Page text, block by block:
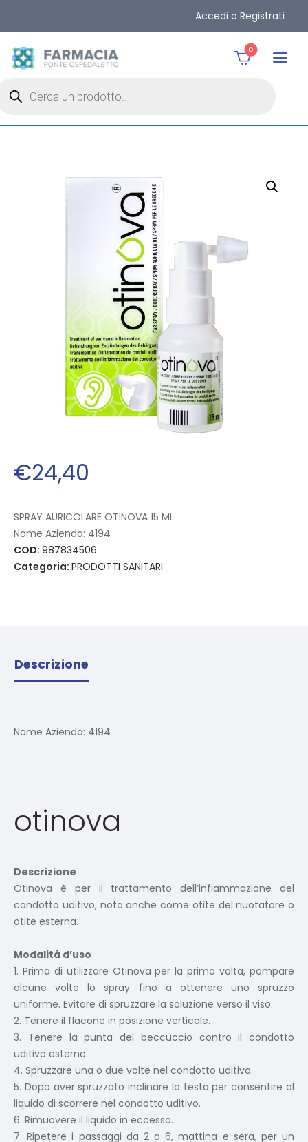
Accedi o Registrati
0
€24,40
SPRAY AURICOLARE OTINOVA 15 ML
Nome Azienda: 4194
COD: 987834506
Categoria: PRODOTTI SANITARI
Descrizione
Nome Azienda: 4194
otinova
Descrizione
Otinova è per il trattamento dell’infiammazione del
condotto uditivo, nota anche come otite del nuotatore o
otite esterna.
Modalità d’uso
1. Prima di utilizzare Otinova per la prima volta, pompare
alcune volte lo spray fino a ottenere uno spruzzo
uniforme. Evitare di spruzzare la soluzione verso il viso.
2. Tenere il flacone in posizione verticale.
3. Tenere la punta del beccuccio contro il condotto
uditivo esterno.
4. Spruzzare una o due volte nel condotto uditivo.
5. Dopo aver spruzzato inclinare la testa per consentire al
liquido di scorrere nel condotto uditivo.
6. Rimuovere il liquido in eccesso.
7. Ripetere i passaggi da 2 a 6, mattina e sera, per un